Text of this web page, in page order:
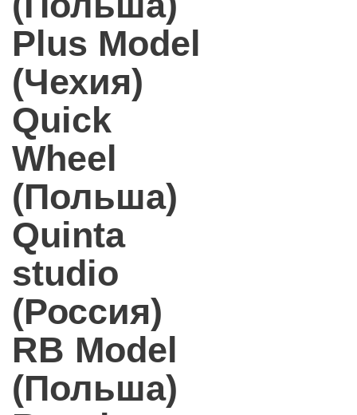
Plus Model
(Чехия)
Quick
Wheel
(Польша)
Quinta
studio
(Россия)
RB Model
(Польша)